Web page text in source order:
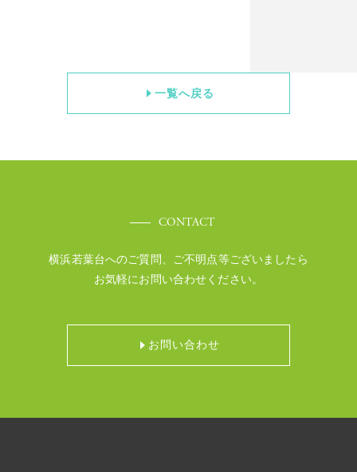
一覧へ戻る
CONTACT
横浜若葉台へのご質問、ご不明点等ございましたら
お気軽にお問い合わせください。
お問い合わせ